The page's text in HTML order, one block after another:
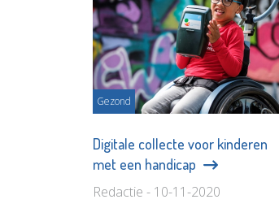
Gezond
Digitale collecte voor kinderen
met een handicap
Redactie - 10-11-2020